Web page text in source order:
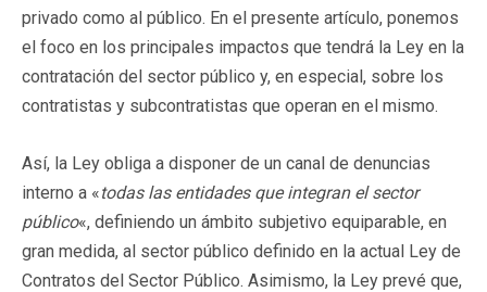
privado como al público. En el presente artículo, ponemos
el foco en los principales impactos que tendrá la Ley en la
contratación del sector público y, en especial, sobre los
contratistas y subcontratistas que operan en el mismo.
Así, la Ley obliga a disponer de un canal de denuncias
interno a «todas las entidades que integran el sector
público«, definiendo un ámbito subjetivo equiparable, en
gran medida, al sector público definido en la actual Ley de
Contratos del Sector Público. Asimismo, la Ley prevé que,